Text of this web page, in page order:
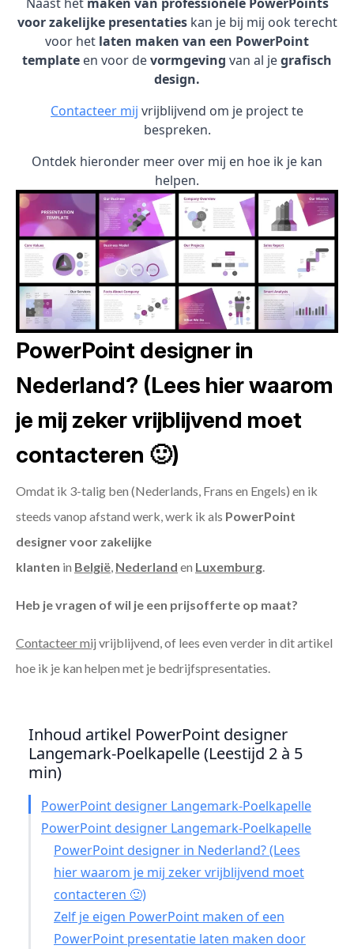
voor zakelijke presentatieskan je bij mij ook terecht
voor het laten maken van een PowerPoint
template en voor devormgeving van al jegrafisch
design.
Contacteer mij vrijblijvend om je project te
bespreken.
Ontdek hieronder meer over mij en hoe ik je kan
helpen.
PowerPoint designer in
Nederland? (Lees hier waarom
je mij zeker vrijblijvend moet
contacteren 🙂)
Omdat ik 3-talig ben (Nederlands, Frans en Engels) en ik
steeds vanop afstand werk, werk ik als PowerPoint
designer voor zakelijke
klanten in België, Nederland en Luxemburg.
Heb je vragen of wil je een prijsofferte op maat?
Contacteer mij vrijblijvend, of lees even verder in dit artikel
hoe ik je kan helpen met je bedrijfspresentaties.
Inhoud artikel PowerPoint designer
Langemark-Poelkapelle (Leestijd 2 à 5
min)
PowerPoint designer Langemark-Poelkapelle
PowerPoint designer Langemark-Poelkapelle
PowerPoint designer in Nederland? (Lees
hier waarom je mij zeker vrijblijvend moet
contacteren 🙂)
Zelf je eigen PowerPoint maken of een
PowerPoint presentatie laten maken door